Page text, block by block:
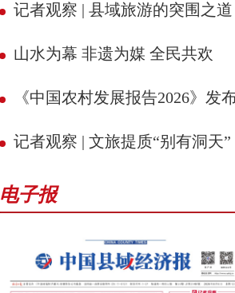
记者观察 | 县域旅游的突围之道
山水为幕 非遗为媒 全民共欢
《中国农村发展报告2026》发
记者观察 | 文旅提质“别有洞天”
电子报